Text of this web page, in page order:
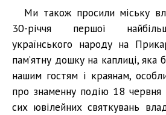
Ми також просили міську
30-річчя першої
українського народу на
пам’ятну дошку на каплиці, яка
нашим гостям і краянам,
про знаменну подію 18 червня
сих ювілейних святкувань